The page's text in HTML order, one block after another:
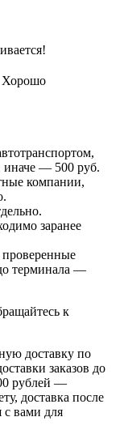
Хорошо
иначе — 500 руб.
компании,
заранее
терминала —
к
доставку по
заказов до
рублей —
доставка после
с вами для